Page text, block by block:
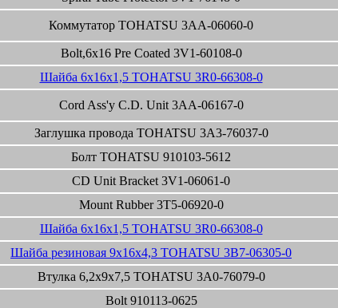
Коммутатор TOHATSU 3AA-06060-0
Bolt,6x16 Pre Coated 3V1-60108-0
Шайба 6x16x1,5 TOHATSU 3R0-66308-0
Cord Ass'y C.D. Unit 3AA-06167-0
Заглушка провода TOHATSU 3A3-76037-0
Болт TOHATSU 910103-5612
CD Unit Bracket 3V1-06061-0
Mount Rubber 3T5-06920-0
Шайба 6x16x1,5 TOHATSU 3R0-66308-0
Шайба резиновая 9x16x4,3 TOHATSU 3B7-06305-0
Втулка 6,2x9x7,5 TOHATSU 3A0-76079-0
Bolt 910113-0625